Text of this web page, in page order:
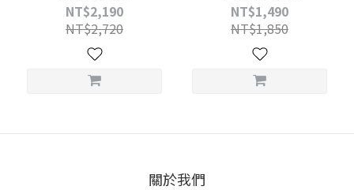
NT$2,190
NT$2,720
NT$1,490
NT$1,850
關於我們